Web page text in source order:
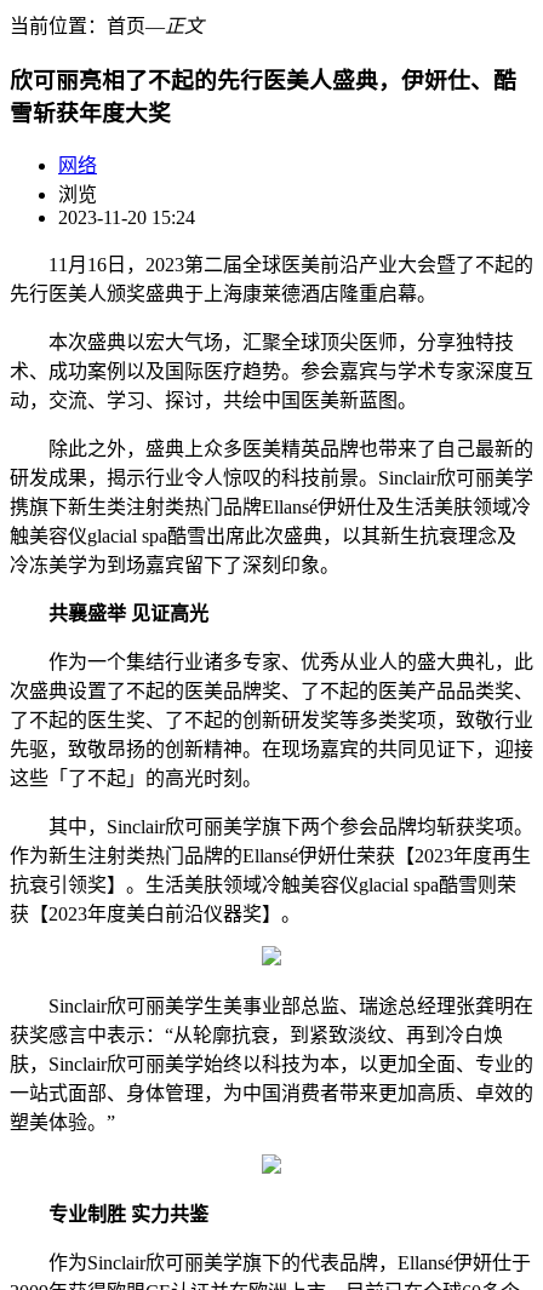
当前位置： 首页―正文
欣可丽亮相了不起的先行医美人盛典，伊妍仕、酷
雪斩获年度大奖
网络
浏览
2023-11-20 15:24
11月16日，2023第二届全球医美前沿产业大会暨了不起的
先行医美人颁奖盛典于上海康莱德酒店隆重启幕。
本次盛典以宏大气场，汇聚全球顶尖医师，分享独特技
术、成功案例以及国际医疗趋势。参会嘉宾与学术专家深度互
动，交流、学习、探讨，共绘中国医美新蓝图。
除此之外，盛典上众多医美精英品牌也带来了自己最新的
研发成果，揭示行业令人惊叹的科技前景。Sinclair欣可丽美学
携旗下新生类注射类热门品牌Ellansé伊妍仕及生活美肤领域冷
触美容仪glacial spa酷雪出席此次盛典，以其新生抗衰理念及
冷冻美学为到场嘉宾留下了深刻印象。
共襄盛举 见证高光
作为一个集结行业诸多专家、优秀从业人的盛大典礼，此
次盛典设置了不起的医美品牌奖、了不起的医美产品品类奖、
了不起的医生奖、了不起的创新研发奖等多类奖项，致敬行业
先驱，致敬昂扬的创新精神。在现场嘉宾的共同见证下，迎接
这些「了不起」的高光时刻。
其中，Sinclair欣可丽美学旗下两个参会品牌均斩获奖项。
作为新生注射类热门品牌的Ellansé伊妍仕荣获【2023年度再生
抗衰引领奖】。生活美肤领域冷触美容仪glacial spa酷雪则荣
获【2023年度美白前沿仪器奖】。
Sinclair欣可丽美学生美事业部总监、瑞途总经理张龚明在
获奖感言中表示：“从轮廓抗衰，到紧致淡纹、再到冷白焕
肤，Sinclair欣可丽美学始终以科技为本，以更加全面、专业的
一站式面部、身体管理，为中国消费者带来更加高质、卓效的
塑美体验。”
专业制胜 实力共鉴
作为Sinclair欣可丽美学旗下的代表品牌，Ellansé伊妍仕于